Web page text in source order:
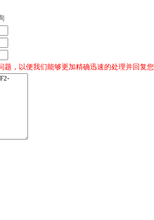
题，以便我们能够更加精确迅速的处理并回复您